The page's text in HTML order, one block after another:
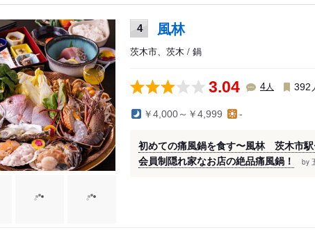
4 風林
茨木市、茨木 / 鍋
3.04 4人 392
￥4,000～￥4,999 -
初めての痛風鍋を食す〜風林 茨木市
会員制隠れ家なお店の絶品痛風鍋！
by